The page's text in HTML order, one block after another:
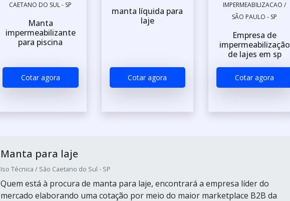
CAETANO DO SUL - SP
Manta
impermeabilizante
para piscina
Cotar agora
manta líquida para
laje
Cotar agora
IMPERMEABILIZACAO /
SÃO PAULO - SP
Empresa de
impermeabilização
de lajes em sp
Cotar agora
Manta para laje
Iso Técnica / São Caetano do Sul - SP
Quem está à procura de manta para laje, encontrará a empresa líder do
mercado elaborando uma cotação por meio do maior marketplace B2B da